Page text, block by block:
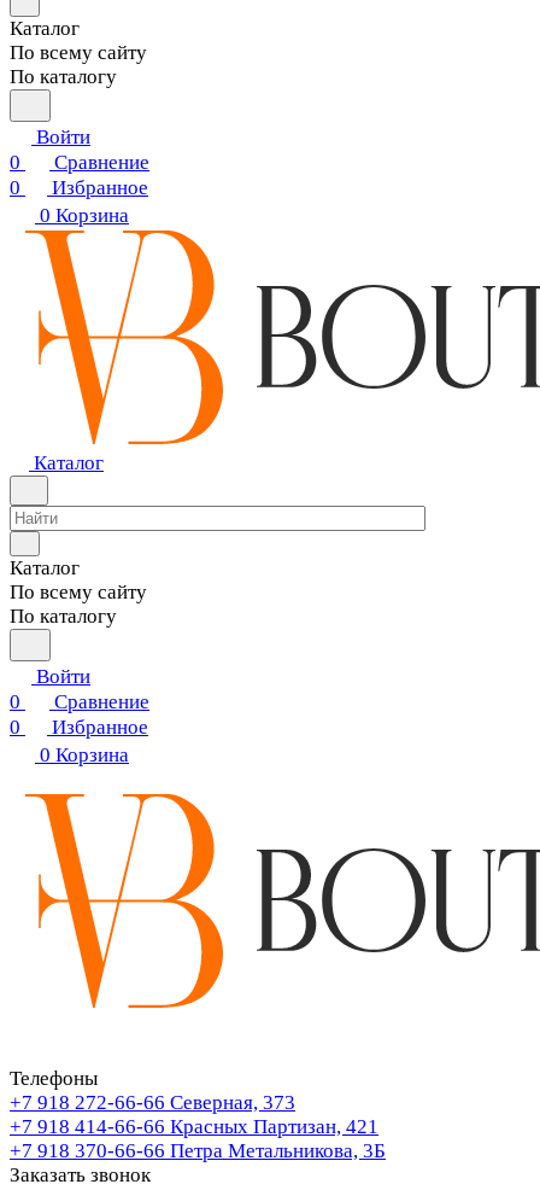
Каталог
По всему сайту
По каталогу
Войти
0
Сравнение
0
Избранное
0 Корзина
Каталог
Каталог
По всему сайту
По каталогу
Войти
0
Сравнение
0
Избранное
0 Корзина
Телефоны
+7 918 272-66-66 Северная, 373
+7 918 414-66-66 Красных Партизан, 421
+7 918 370-66-66 Петра Метальникова, 3Б
Заказать звонок